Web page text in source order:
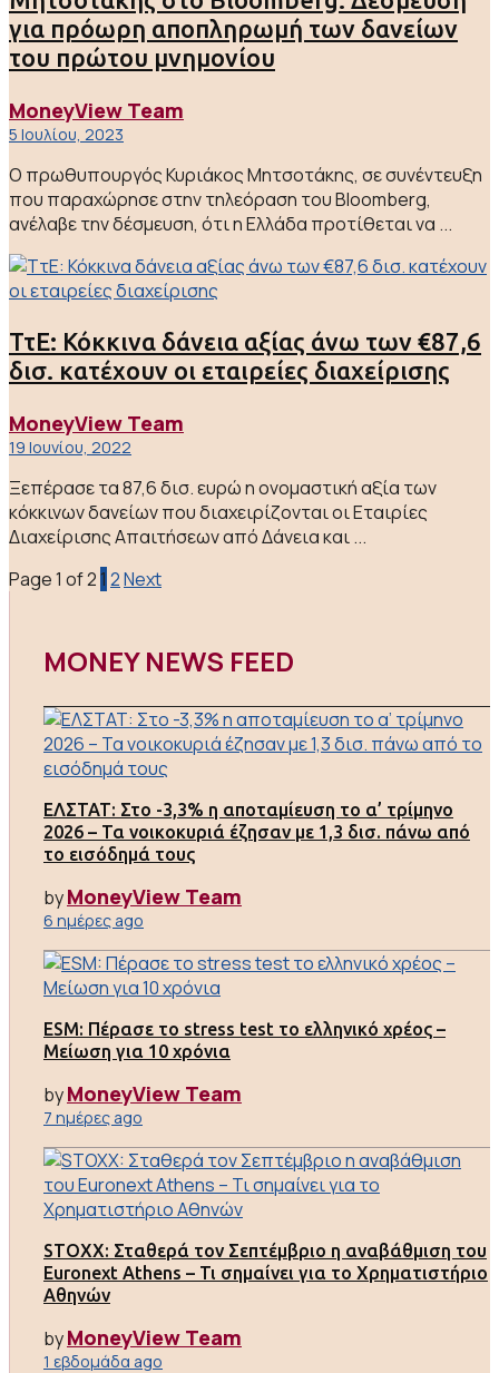
για πρόωρη αποπληρωμή των δανείων
του πρώτου μνημονίου
MoneyView Team
5 Ιουλίου, 2023
Ο πρωθυπουργός Κυριάκος Μητσοτάκης, σε συνέντευξη
που παραχώρησε στην τηλεόραση του Bloomberg,
ανέλαβε την δέσμευση, ότι η Ελλάδα προτίθεται να ...
ΤτΕ: Κόκκινα δάνεια αξίας άνω των €87,6
δισ. κατέχουν οι εταιρείες διαχείρισης
MoneyView Team
19 Ιουνίου, 2022
Ξεπέρασε τα 87,6 δισ. ευρώ η ονομαστική αξία των
κόκκινων δανείων που διαχειρίζονται οι Εταιρίες
Διαχείρισης Απαιτήσεων από Δάνεια και ...
Page 1 of 2 1 2Next
MONEY NEWS FEED
ΕΛΣΤΑΤ: Στο -3,3% η αποταμίευση το α’ τρίμηνο
2026 – Τα νοικοκυριά έζησαν με 1,3 δισ. πάνω από
το εισόδημά τους
byMoneyView Team
6 ημέρες ago
ESM: Πέρασε το stress test το ελληνικό χρέος –
Μείωση για 10 χρόνια
byMoneyView Team
7 ημέρες ago
STOXX: Σταθερά τον Σεπτέμβριο η αναβάθμιση του
Euronext Athens – Τι σημαίνει για το Χρηματιστήριο
Αθηνών
byMoneyView Team
1 εβδομάδα ago